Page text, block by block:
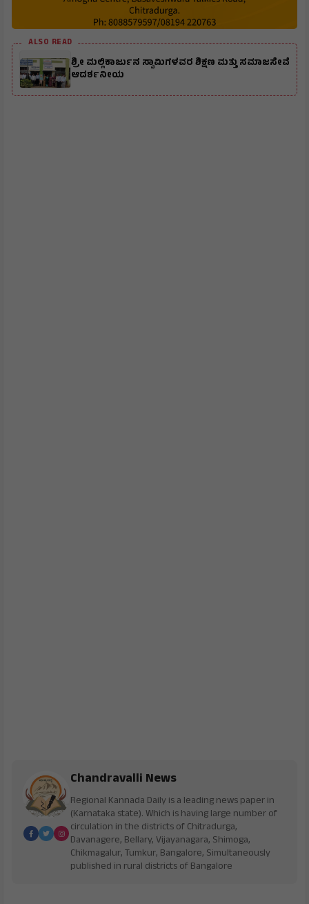
ALSO READ
ಶ್ರೀ ಮಲ್ಲಿಕಾರ್ಜುನ ಸ್ವಾಮಿಗಳವರ ಶಿಕ್ಷಣ ಮತ್ತು ಸಮಾಜಸೇವೆ
ಆದರ್ಶನೀಯ
Chandravalli News
Regional Kannada Daily is a leading news paper in
(Karnataka state). Which is having large number of
circulation in the districts of Chitradurga,
Davanagere, Bellary, Vijayanagara, Shimoga,
Chikmagalur, Tumkur, Bangalore, Simultaneously
published in rural districts of Bangalore